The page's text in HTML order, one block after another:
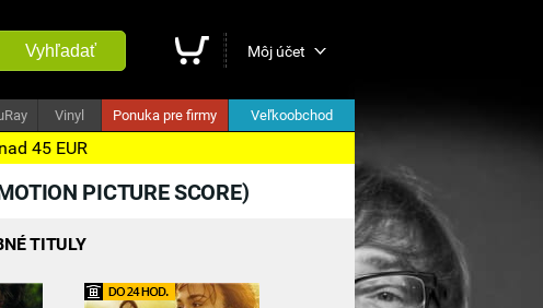
Vyhľadať Môj účet
Vinyl Ponuka pre firmy Veľkoobchod
45 EUR
PICTURE SCORE)
TITULY